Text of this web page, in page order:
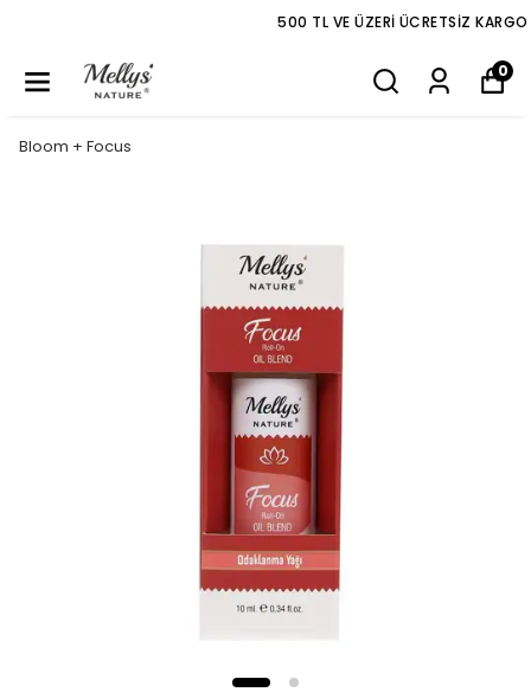
500 TL VE ÜZERI ÜCRETSIZ KARGO
0
Bloom + Focus